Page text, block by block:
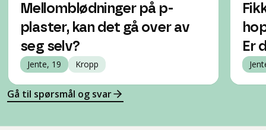
Mellomblødninger på p-
plaster, kan det gå over av
seg selv?
Jente, 19 Kropp
Er
Gå til spørsmål og svar